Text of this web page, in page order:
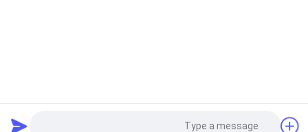
عرض الواقع الافتراضي
2026 Shenzhen Guanglijin Technology Co., Ltd..